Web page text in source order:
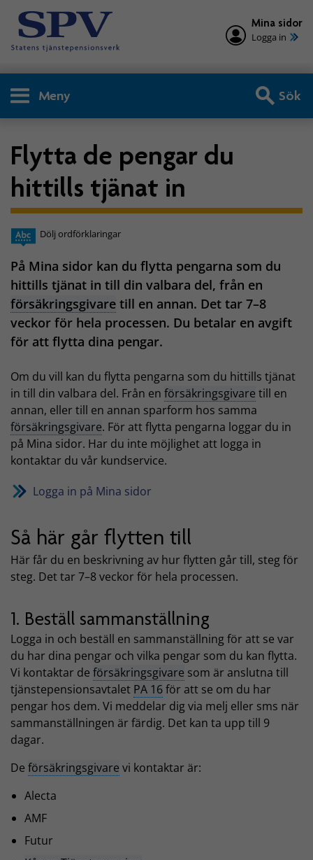
Mina sidor
Logga in
Meny Sök
Flytta de pengar du
hittills tjänat in
Dölj ordförklaringar
På Mina sidor kan du flytta pengarna som du
hittills tjänat in till din valbara del, från en
försäkringsgivare till en annan. Det tar 7–8
veckor för hela processen. Du betalar en avgift
för att flytta dina pengar.
Om du vill kan du flytta pengarna som du hittills tjänat
in till din valbara del. Från en försäkringsgivare till en
annan, eller till en annan sparform hos samma
försäkringsgivare. För att flytta pengarna loggar du in
på Mina sidor. Har du inte möjlighet att logga in
kontaktar du vår kundservice.
Logga in på Mina sidor
Så här går flytten till
Här får du en beskrivning av hur flytten går till, steg för
steg. Det tar 7–8 veckor för hela processen.
1. Beställ sammanställning
Logga in och beställ en sammanställning för att se var
du har dina pengar och vilka pengar som du kan flytta.
Vi kontaktar de försäkringsgivare som är anslutna till
tjänstepensionsavtalet PA 16för att se om du har
pengar hos dem. Vi meddelar dig via melj eller sms när
sammanställningen är färdig. Det kan ta upp till 9
dagar.
De försäkringsgivare vi kontaktar är:
Alecta
AMF
Futur